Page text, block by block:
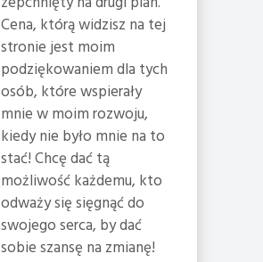
Cena, którą widzisz na tej
stronie jest moim
podziękowaniem dla tych
osób, które wspierały
mnie w moim rozwoju,
kiedy nie było mnie na to
stać! Chcę dać tą
możliwość każdemu, kto
odważy się sięgnąć do
swojego serca, by dać
sobie szansę na zmianę!